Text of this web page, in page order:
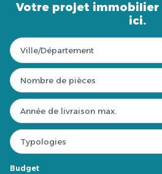
Votre projet immobilier
ici.
Budget